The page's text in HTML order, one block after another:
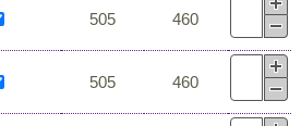
505 460
505 460